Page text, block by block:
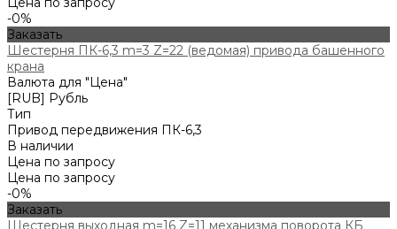
-0%
Заказать
Шестерня ПК-6,3 m=3 Z=22 (ведомая) привода башенного
крана
Валюта для "Цена"
[RUB] Рубль
Тип
Привод передвижения ПК-6,3
В наличии
Цена по запросу
Цена по запросу
-0%
Заказать
Шестерня выходная m=16 Z=11 механизма поворота КБ